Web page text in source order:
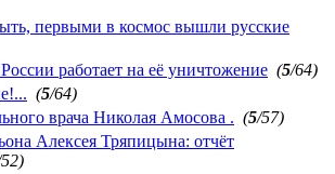
первыми в космос вышли русские
работает на её уничтожение (5/64)
(5/64)
врача Николая Амосова . (5/57)
Алексея Тряпицына: отчёт